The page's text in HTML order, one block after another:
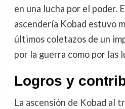
en una lucha por el poder.
ascendería Kobad estuvo
últimos coletazos de un
por la guerra como por las
Logros y
La ascensión de Kobad al